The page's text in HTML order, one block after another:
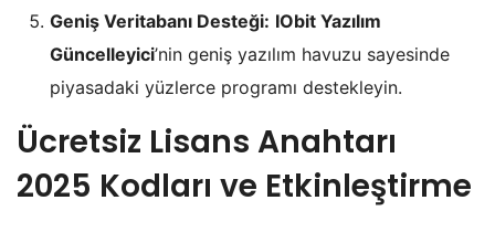
Geniş Veritabanı Desteği: IObit Yazılım
Güncelleyici’nin geniş yazılım havuzu sayesinde
piyasadaki yüzlerce programı destekleyin.
Ücretsiz Lisans Anahtarı
2025 Kodları ve Etkinleştirme